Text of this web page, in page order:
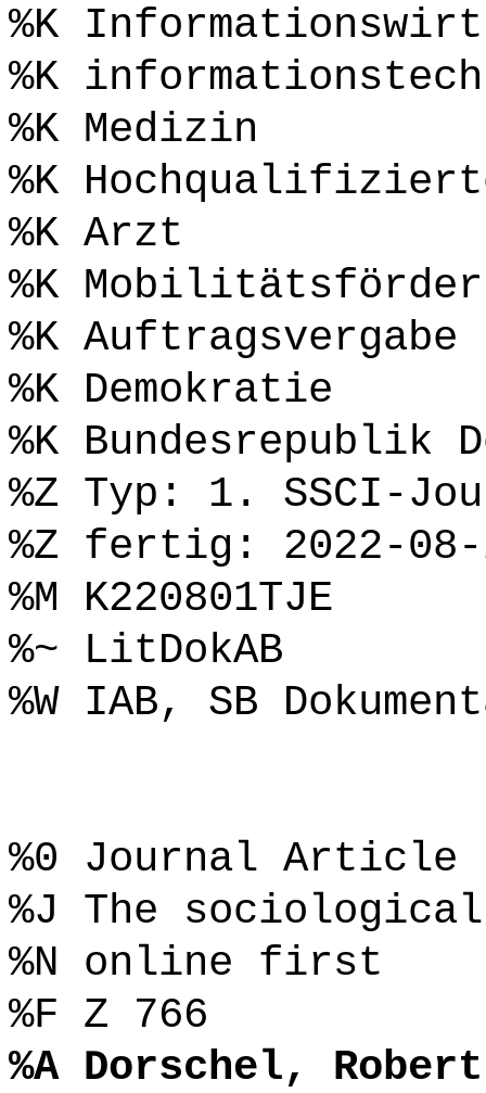
%K
%K
%K Medizin
%K
%K Arzt
%K
%K Auftragsvergabe
%K Demokratie
%K Bundesrepublik
%Z Typ: 1. SSCI-
%Z fertig: 2022-08-
%M K220801TJE
%~ LitDokAB
%W IAB, SB
%0 Journal Article
%J The
%N online first
%F Z 766
%A Dorschel, Robert